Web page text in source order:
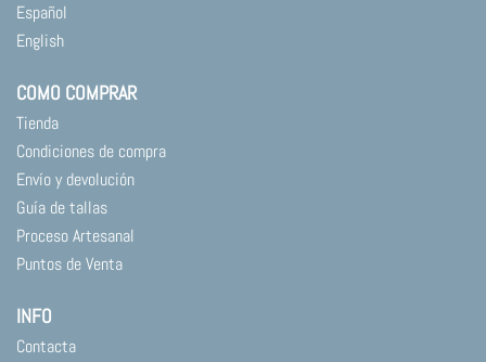
Español
English
COMO COMPRAR
Tienda
Condiciones de compra
Envío y devolución
Guía de tallas
Proceso Artesanal
Puntos de Venta
INFO
Contacta